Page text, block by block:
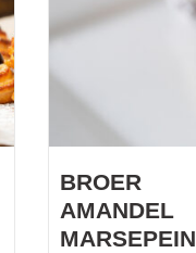
BROER
AMANDEL
MARSEPEIN